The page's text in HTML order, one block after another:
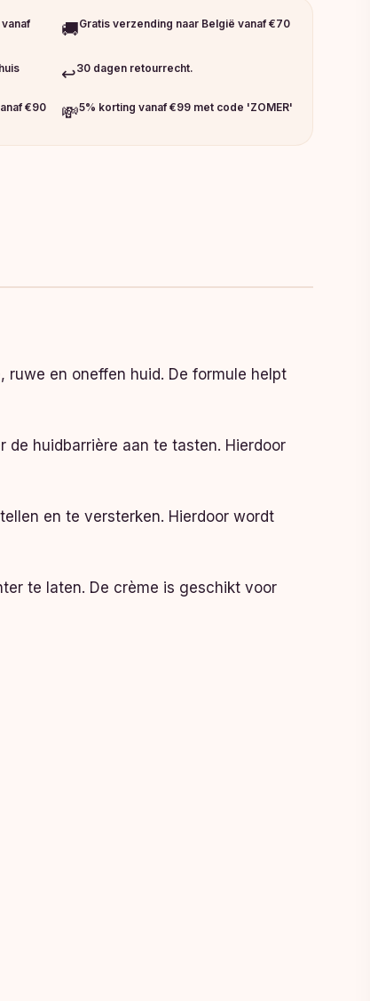
🚚Gratis verzending naar België vanaf €70
↩️30 dagen retourrecht.
€90 💸5% korting vanaf €99 met code 'ZOMER'
ruwe en oneffen huid. De formule helpt
huidbarrière aan te tasten. Hierdoor
en te versterken. Hierdoor wordt
te laten. De crème is geschikt voor